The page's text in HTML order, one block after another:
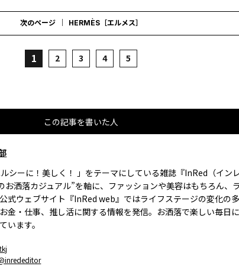
次のページ HERMÈS［エルメス］
1 2 3 4 5
この記事を書いた人
ルシーに！美しく！ 」をテーマにしている雑誌『InRed（イン
お洒落カジュアル”を軸に、ファッションや美容はもちろん、
式ウェブサイト『InRed web』ではライフステージの変化の
金・仕事、推し活に関する情報を発信。お洒落で楽しい毎日
います。